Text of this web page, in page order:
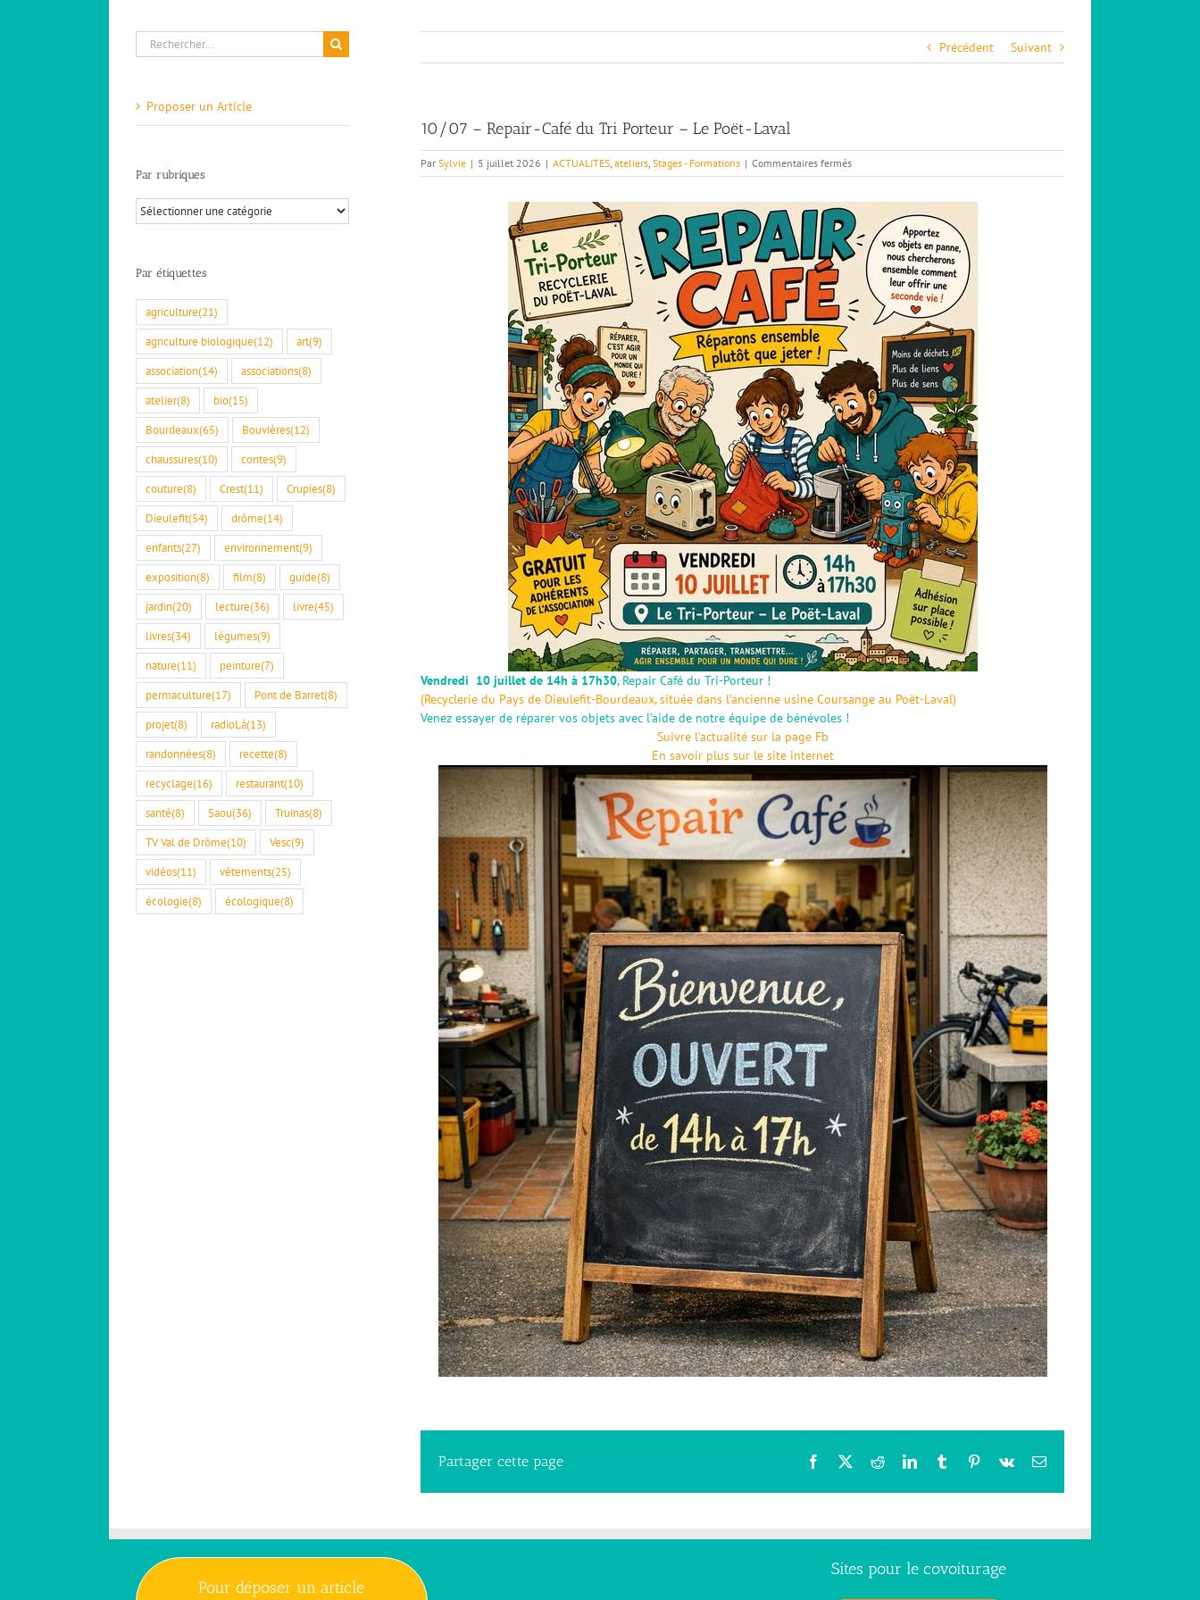
Précédent Suivant
10/07 – Repair-Café du Tri Porteur – Le Poët-Laval
ParSylvie | 5 juillet 2026 | ACTUALITES ,ateliers ,Stages - Formations | Commentaires ferméssur
10/07
Repair-
Café
du
Tri
Porteur
Le
Poët-
Vendredi 10 juillet de 14h à 17h30, Repair Café du Tri-Porteur !
(Recyclerie du Pays de Dieulefit-Bourdeaux, située dans l’ancienne usine Coursange au Poët-Laval)
Venez essayer de réparer vos objets avec l’aide de notre équipe de bénévoles !
Suivre l’actualité sur la page Fb
En savoir plus sur le site internet
Partager cette page Facebook RedditLinkedInTumblr Pinterest
Vk Email
Rechercher:
Proposer un Article
Par rubriques
Par
rubriques
Par étiquettes
agriculture(21)
agriculture biologique(12) art(9)
association(14) associations(8)
atelier(8) bio(15)
Bourdeaux(65) Bouvières(12)
chaussures(10) contes(9)
couture(8) Crest(11) Crupies(8)
Dieulefit(54) drôme(14)
enfants(27) environnement(9)
exposition(8) film(8) guide(8)
jardin(20) lecture(36) livre(45)
livres(34) légumes(9)
nature(11) peinture(7)
permaculture(17) Pont de Barret(8)
projet(8) radioLà(13)
randonnées(8) recette(8)
recyclage(16) restaurant(10)
santé(8) Saou(36) Truinas(8)
TV Val de Drôme(10) Vesc(9)
vidéos(11) vêtements(25)
écologie(8) écologique(8)
Pour déposer un article
Sites pour le covoiturage